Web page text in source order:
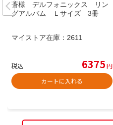
蒼様 デルフォニックス リン
グアルバム Ｌサイズ 3冊
マイストア在庫： 2611
税込 6375円
カートに入れる